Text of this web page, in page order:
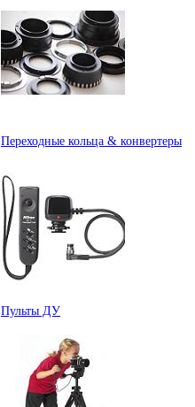
Переходные кольца & конвертеры
Пульты ДУ